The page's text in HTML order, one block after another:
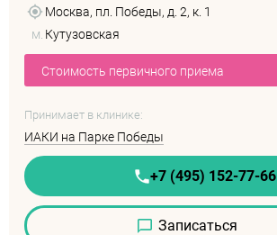
Москва, пл. Победы, д. 2, к. 1
м. Кутузовская
Стоимость первичного приема
Принимает в клинике:
ИАКИ на Парке Победы
+7 (495) 152-77-66
Записаться